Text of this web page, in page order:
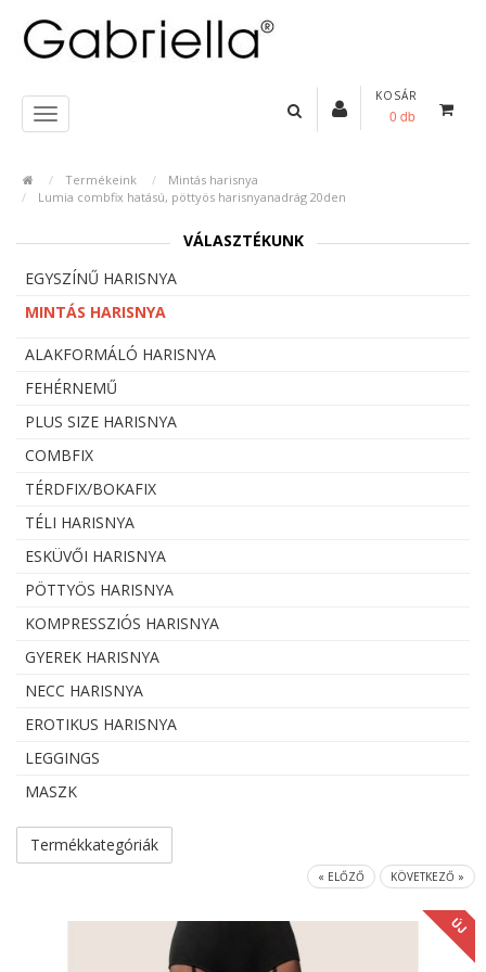
KOSÁR
0 db
Termékeink
Mintás harisnya
Lumia combfix hatású, pöttyös harisnyanadrág 20den
VÁLASZTÉKUNK
EGYSZÍNŰ HARISNYA
MINTÁS HARISNYA
ALAKFORMÁLÓ HARISNYA
FEHÉRNEMŰ
PLUS SIZE HARISNYA
COMBFIX
TÉRDFIX/BOKAFIX
TÉLI HARISNYA
ESKÜVŐI HARISNYA
PÖTTYÖS HARISNYA
KOMPRESSZIÓS HARISNYA
GYEREK HARISNYA
NECC HARISNYA
EROTIKUS HARISNYA
LEGGINGS
MASZK
Termékkategóriák
« ELŐZŐ KÖVETKEZŐ »
ÚJ